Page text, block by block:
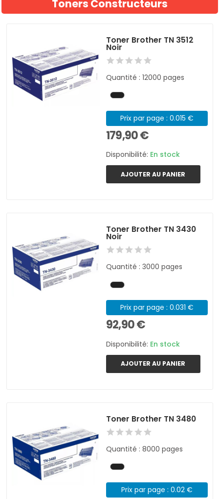
Toners Constructeurs
Toner Brother TN 3512
Noir
Quantité : 12000 pages
Prix par page : 0.015 €
179,90 €
Disponibilité: En stock
AJOUTER AU PANIER
Toner Brother TN 3430
Noir
Quantité : 3000 pages
Prix par page : 0.031 €
92,90 €
Disponibilité: En stock
AJOUTER AU PANIER
Toner Brother TN 3480
Quantité : 8000 pages
Prix par page : 0.02 €